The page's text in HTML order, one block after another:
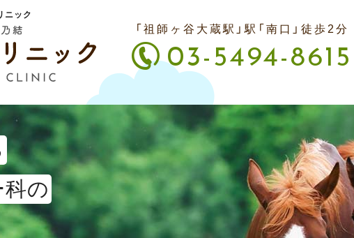
ニック
「祖師ヶ谷大蔵駅」駅「南口」徒歩2分
03-5494-8615
の